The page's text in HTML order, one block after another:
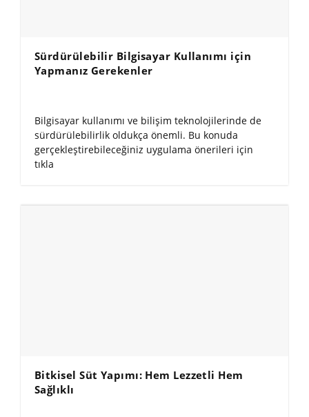
Sürdürülebilir Bilgisayar Kullanımı için
Yapmanız Gerekenler
Bilgisayar kullanımı ve bilişim teknolojilerinde de
sürdürülebilirlik oldukça önemli. Bu konuda
gerçekleştirebileceğiniz uygulama önerileri için
tıkla
Bitkisel Süt Yapımı: Hem Lezzetli Hem
Sağlıklı